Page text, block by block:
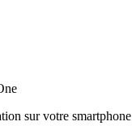
sur votre smartphone